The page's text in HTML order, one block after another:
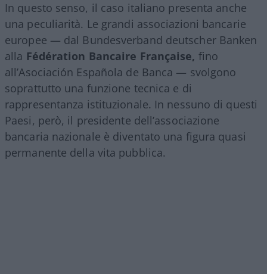
In questo senso, il caso italiano presenta anche
una peculiarità. Le grandi associazioni bancarie
europee — dal Bundesverband deutscher Banken
alla Fédération Bancaire Française, fino
all’Asociación Española de Banca — svolgono
soprattutto una funzione tecnica e di
rappresentanza istituzionale. In nessuno di questi
Paesi, però, il presidente dell’associazione
bancaria nazionale è diventato una figura quasi
permanente della vita pubblica.